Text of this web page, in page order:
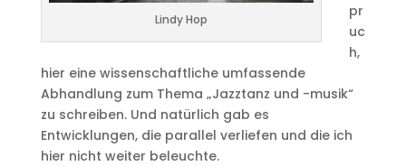
Lindy Hop
pr
uc
h,
hier eine wissenschaftliche umfassende
Abhandlung zum Thema „Jazztanz und -musik“
zu schreiben. Und natürlich gab es
Entwicklungen, die parallel verliefen und die ich
hier nicht weiter beleuchte.